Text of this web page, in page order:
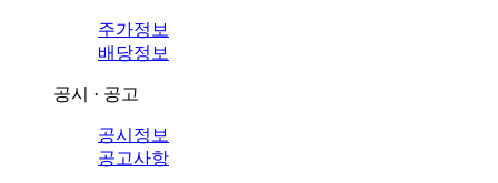
주가정보
배당정보
공시 · 공고
공시정보
공고사항